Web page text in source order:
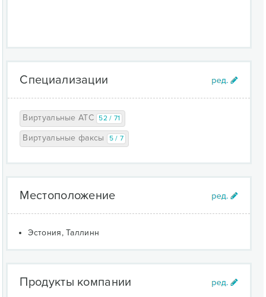
Специализации
Виртуальные АТС 52 / 71
Виртуальные факсы 5 / 7
Местоположение
Эстония, Таллинн
Продукты компании